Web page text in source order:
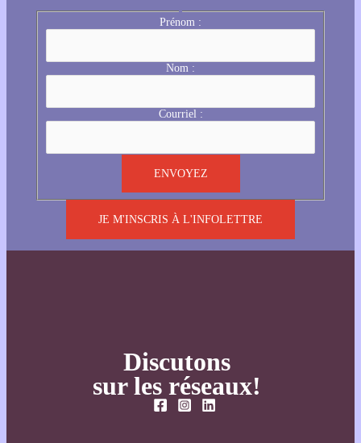
Prénom :
Nom :
Courriel :
JE M'INSCRIS À L'INFOLETTRE
Discutons
sur les réseaux!